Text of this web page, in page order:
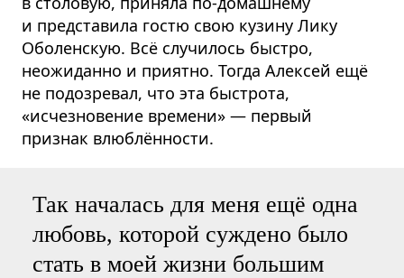
и представила гостю свою кузину Лику
Оболенскую. Всё случилось быстро,
неожиданно и приятно. Тогда Алексей ещё
не подозревал, что эта быстрота,
«исчезновение времени» — первый
признак влюблённости.
Так началась для меня ещё одна
любовь, которой суждено было
стать в моей жизни большим